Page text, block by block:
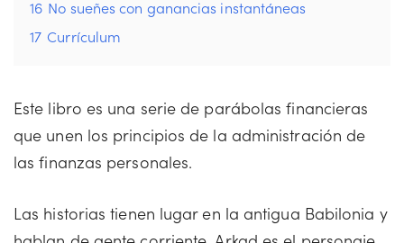
16 No sueñes con ganancias instantáneas
17 Currículum
Este libro es una serie de parábolas financieras
que unen los principios de la administración de
las finanzas personales.
Las historias tienen lugar en la antigua Babilonia y